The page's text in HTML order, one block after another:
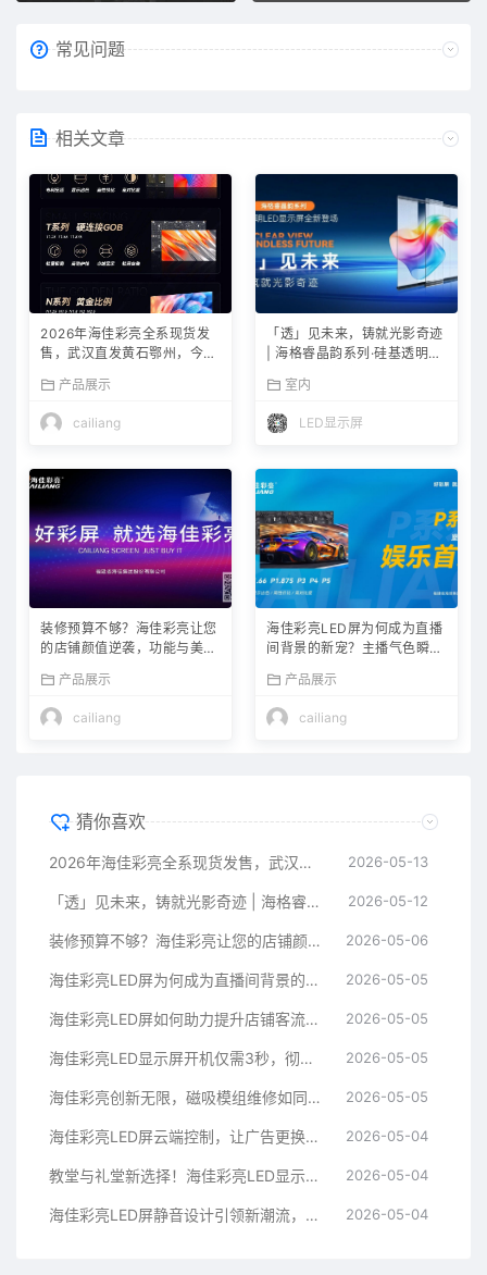
常见问题
相关文章
2026年海佳彩亮全系现货发
售，武汉直发黄石鄂州，今日
产品展示
cailiang
「透」见未来，铸就光影奇迹
| 海格睿晶韵系列·硅基透明LE
室内
LED显示屏
装修预算不够？海佳彩亮让您
的店铺颜值逆袭，功能与美感
产品展示
cailiang
海佳彩亮LED屏为何成为直播
间背景的新宠？主播气色瞬间
产品展示
cailiang
猜你喜欢
2026年海佳彩亮全系现货发售，武汉直发黄石鄂州，今日下单明日即可装配！ 2026-05-13
「透」见未来，铸就光影奇迹 | 海格睿晶韵系列·硅基透明LED显示屏全新登场 2026-05-12
装修预算不够？海佳彩亮让您的店铺颜值逆袭，功能与美感兼备！ 2026-05-06
海佳彩亮LED屏为何成为直播间背景的新宠？主播气色瞬间提升的秘密揭秘 2026-05-05
海佳彩亮LED屏如何助力提升店铺客流量，投资回报率翻倍！ 2026-05-05
海佳彩亮LED显示屏开机仅需3秒，彻底告别漫长等待！ 2026-05-05
海佳彩亮创新无限，磁吸模组维修如同搭积木般简单轻松！ 2026-05-05
海佳彩亮LED屏云端控制，让广告更换随时随地成为可能 2026-05-04
教堂与礼堂新选择！海佳彩亮LED显示屏超宽视角助力信徒轻松看清经文 2026-05-04
海佳彩亮LED屏静音设计引领新潮流，教室环境完美无噪音干扰 2026-05-04